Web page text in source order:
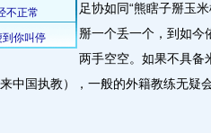
足协如同“熊瞎子掰玉米
掰一个丢一个，到如今
两手空空。如果不具备
中国执教），一般的外籍教练无疑